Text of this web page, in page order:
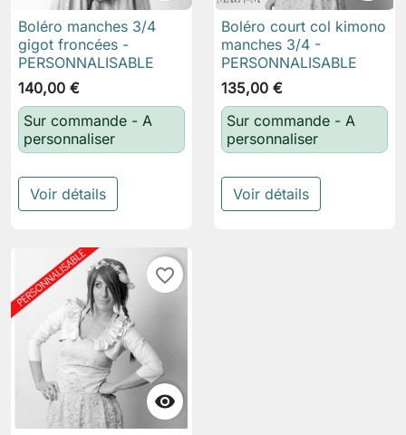
Boléro manches 3/4
gigot froncées -
PERSONNALISABLE
140,00 €
Sur commande - A
personnaliser
Voir détails
Boléro court col kimono
manches 3/4 -
PERSONNALISABLE
135,00 €
Sur commande - A
personnaliser
Voir détails

favorite_border